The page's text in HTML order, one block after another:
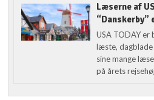
Læserne af
“Danskerby”
USA TODAY
læste, dagblade
sine mange
på årets